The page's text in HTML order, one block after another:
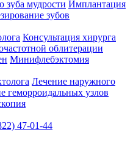
зуба мудрости Имплантация
зубов
Консультация хирурга
облитерации
Минифлебэктомия
Лечение наружного
геморроидальных узлов
47-01-44